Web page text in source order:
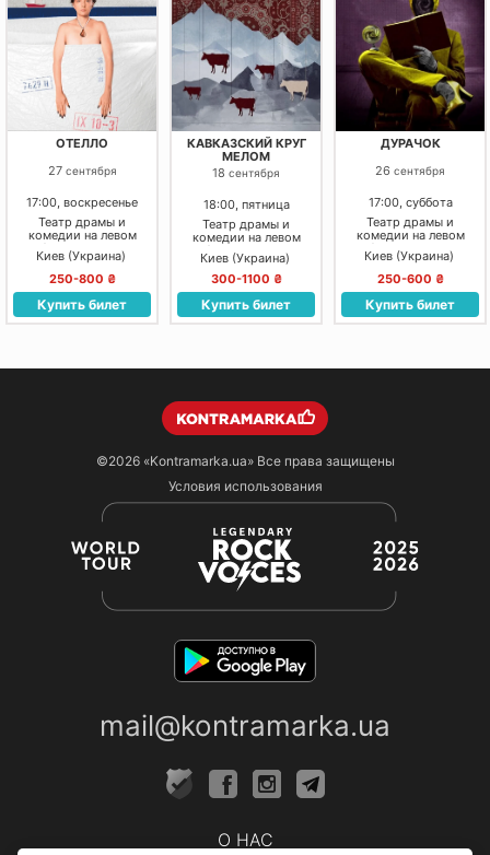
ОТЕЛЛО
27 сентября
17:00, воскресенье
Театр драмы и
комедии на левом
берегу Днепра
Киев (Украина)
250-800 ₴
Купить билет
КАВКАЗСКИЙ КРУГ
МЕЛОМ
18 сентября
18:00, пятница
Театр драмы и
комедии на левом
берегу Днепра
Киев (Украина)
300-1100 ₴
Купить билет
ДУРАЧОК
26 сентября
17:00, суббота
Театр драмы и
комедии на левом
берегу Днепра
Киев (Украина)
250-600 ₴
Купить билет
©2026 «Kontramarka.ua»Все права защищены
Условия использования
mail@kontramarka.ua
О НАС